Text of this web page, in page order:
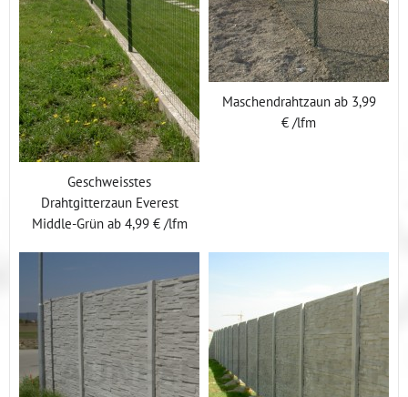
Geschweisstes
Drahtgitterzaun Everest
Middle-Grün ab 4,99 € /lfm
Maschendrahtzaun ab 3,99
€ /lfm